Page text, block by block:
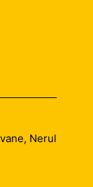
Nerul